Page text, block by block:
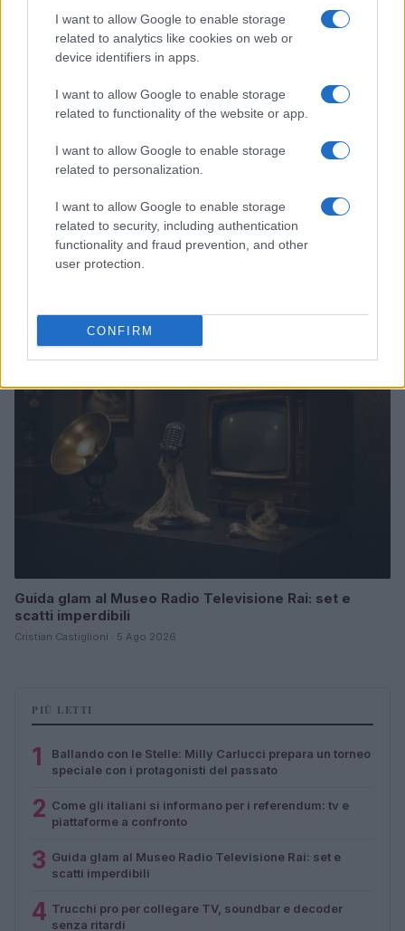
I want to allow Google to enable storage
related to analytics like cookies on web or
device identifiers in apps.
I want to allow Google to enable storage
related to functionality of the website or app.
I want to allow Google to enable storage
related to personalization.
I want to allow Google to enable storage
related to security, including authentication
functionality and fraud prevention, and other
user protection.
CONFIRM
TELEVISIONE
Come gli italiani si informano per i referendum: tv e
TELEVISIONE
Guida glam al Museo Radio Televisione Rai: set e
scatti imperdibili
Cristian Castiglioni · 5 Ago 2026
PIÙ LETTI
1
Ballando con le Stelle: Milly Carlucci prepara un torneo
speciale con i protagonisti del passato
2 Come gli italiani si informano per i referendum: tv e
piattaforme a confronto
3 Guida glam al Museo Radio Televisione Rai: set e
scatti imperdibili
4 Trucchi pro per collegare TV, soundbar e decoder
senza ritardi